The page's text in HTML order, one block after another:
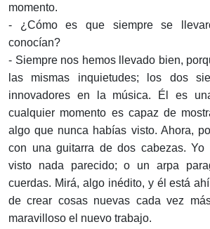
momento.
- ¿Cómo es que siempre se
conocían?
- Siempre nos hemos llevado bien,
las mismas inquietudes; los dos
innovadores en la música. Él es
cualquier momento es capaz de
algo que nunca habías visto. Ahora,
con una guitarra de dos cabezas. Yo
visto nada parecido; o un arpa
cuerdas. Mirá, algo inédito, y él está
de crear cosas nuevas cada vez
maravilloso el nuevo trabajo.